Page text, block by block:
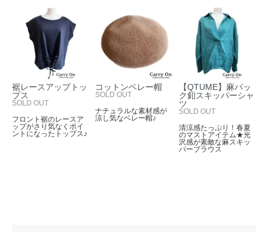
裾レースアップトッ
プス
SOLD OUT
フロント裾のレースア
ップがさり気なくポイ
ントになったトップス♪
コットンベレー帽
SOLD OUT
ナチュラルな素材感が
涼し気なベレー帽♪
【QTUME】麻バッ
ク釦スキッパーシャ
ツ
SOLD OUT
清涼感たっぷり！春夏
のマストアイテム★光
沢感が素敵な麻スキッ
パーブラウス